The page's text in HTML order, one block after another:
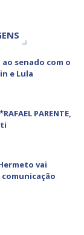
senado com o
e Lula
PARENTE,
vai